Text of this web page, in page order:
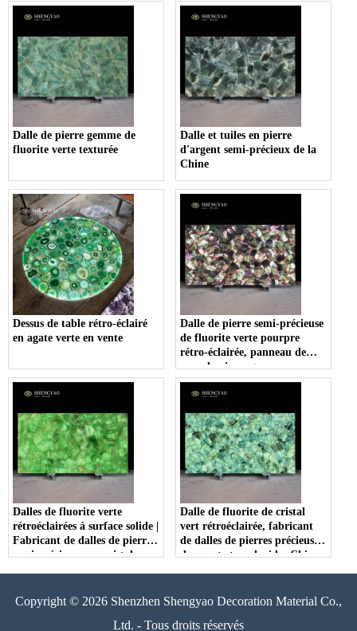
Dalle de pierre gemme de
fluorite verte texturée
Dalle et tuiles en pierre
d'argent semi-précieux de la
Chine
Dessus de table rétro-éclairé
en agate verte en vente
Dalle de pierre semi-précieuse
de fluorite verte pourpre
rétro-éclairée, panneau de
mur de pierre gemme
Dalles de fluorite verte
rétroéclairées à surface solide |
Fabricant de dalles de pierre
semi-précieuses en cristal
Dalle de fluorite de cristal
vert rétroéclairée, fabricant
de dalles de pierres précieuses
de quartz translucides Chine
Copyright © 2026 Shenzhen Shengyao Decoration Material Co.,
Ltd. - Tous droits réservés